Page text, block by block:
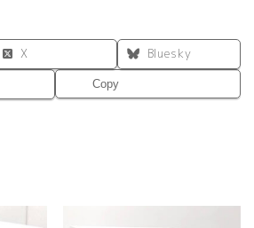
X
Bluesky
Copy